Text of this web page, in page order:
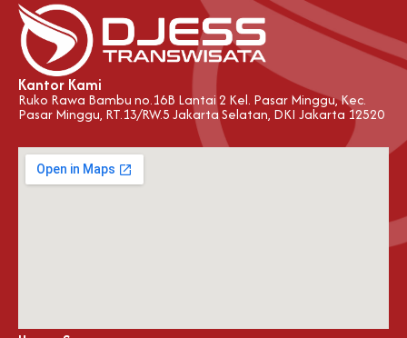
Kantor Kami
Ruko Rawa Bambu no.16B Lantai 2 Kel. Pasar Minggu, Kec.
Pasar Minggu, RT.13/RW.5 Jakarta Selatan, DKI Jakarta 12520